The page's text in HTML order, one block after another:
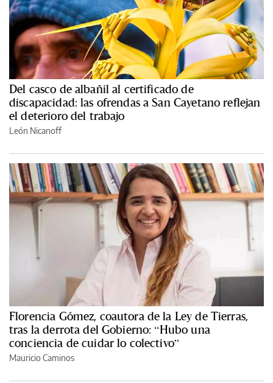
Del casco de albañil al certificado de
discapacidad: las ofrendas a San Cayetano reflejan
el deterioro del trabajo
León Nicanoff
Florencia Gómez, coautora de la Ley de Tierras,
tras la derrota del Gobierno: “Hubo una
conciencia de cuidar lo colectivo”
Mauricio Caminos